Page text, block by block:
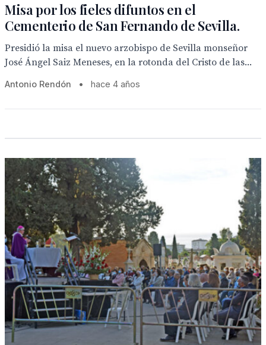
Misa por los fieles difuntos en el
Cementerio de San Fernando de Sevilla.
Presidió la misa el nuevo arzobispo de Sevilla monseñor
José Ángel Saiz Meneses, en la rotonda del Cristo de las...
Antonio Rendón • hace 4 años